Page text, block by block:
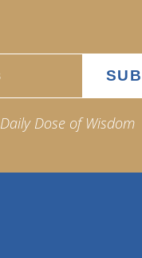
Daily Dose of Wisdom